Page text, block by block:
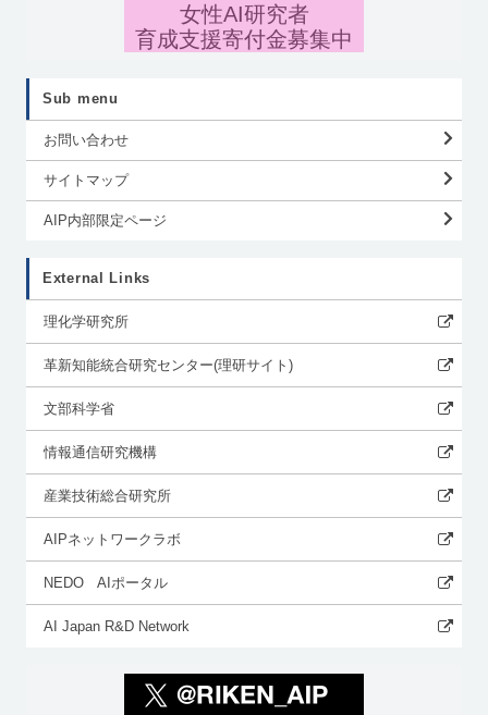
女性AI研究者
育成支援寄付金募集中
Sub menu
お問い合わせ
サイトマップ
AIP内部限定ページ
External Links
理化学研究所
革新知能統合研究センター(理研サイト)
文部科学省
情報通信研究機構
産業技術総合研究所
AIPネットワークラボ
NEDO AIポータル
AI Japan R&D Network